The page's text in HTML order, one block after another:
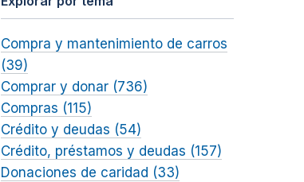
Compra y mantenimiento de carros
(39)
Comprar y donar (736)
Compras (115)
Crédito y deudas (54)
Crédito, préstamos y deudas (157)
Donaciones de caridad (33)